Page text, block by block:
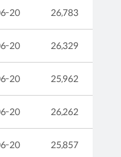
20 26,783
20 26,329
20 25,962
20 26,262
20 25,857